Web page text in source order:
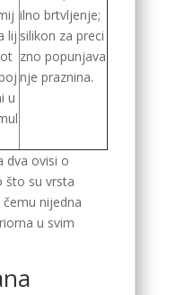
lij
u
ilno brtvljenje;
silikon za preci
zno popunjava
nje praznina.
dva ovisi o
što su vrsta
nijedna
u svim